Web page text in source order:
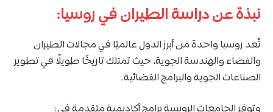
نبذة عن دراسة الطيران في روسيا:
تُعد روسيا واحدة من أبرز الدول عالميًا في مجالات الطيران
والفضاء والهندسة الجوية، حيث تمتلك تاريخًا طويلًا في تطوير
الصناعات الجوية والبرامج الفضائية.